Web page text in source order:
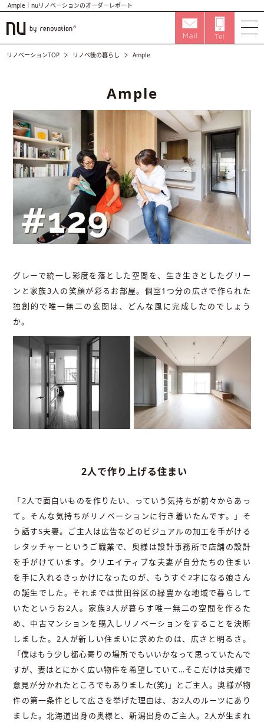
Ample｜nuリノベーションのオーダーレポート
リノベーションTOP リノベ後の暮らし Ample
Ample
グレーで統一し彩度を落とした空間を、生き生きとしたグリー
ンと家族3人の笑顔が彩るお部屋。個室1つ分の広さで作られた
独創的で唯一無二の玄関は、どんな風に完成したのでしょう
か。
2人で作り上げる住まい
「2人で面白いものを作りたい、っていう気持ちが前々からあっ
て。そんな気持ちがリノベーションに行き着いたんです。」そ
う話すS夫妻。ご主人は広告などのビジュアルの加工を手がける
レタッチャーというご職業で、奥様は設計事務所で店舗の設計
を手がけています。クリエイティブな夫妻が自分たちの住まい
を手に入れるきっかけになったのが、もうすぐ2才になる娘さん
の誕生でした。それまでは世田谷区の緑豊かな地域で暮らして
いたというお2人。家族3人が暮らす唯一無二の空間を作るた
め、中古マンションを購入しリノベーションをすることを決断
しました。2人が新しい住まいに求めたのは、広さと明るさ。
「僕はもう少し都心寄りの場所でもいいかなって思っていたんで
すが、妻はとにかく広い物件を希望していて…そこだけは夫婦で
意見が分かれたところでもありました(笑)」とご主人。奥様が物
件の第一条件として広さを挙げた理由は、お2人のルーツにあり
ました。北海道出身の奥様と、新潟出身のご主人。2人が生まれ